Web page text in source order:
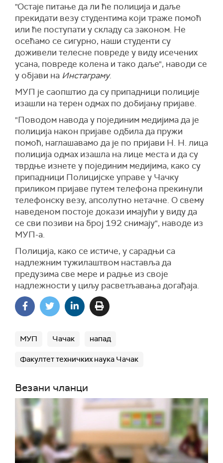
"Остаје питање да ли ће полиција и даље
прекидати везу студентима који траже помоћ
или ће поступати у складу са законом. Не
осећамо се сигурно, наши студенти су
доживели телесне повреде у виду исечених
усана, повреде колена и тако даље", наводи се
у објави на Инстаграму.
МУП је саопштио да су припадници полиције
изашли на терен одмах по добијању пријаве.
"Поводом навода у појединим медијима да је
полиција након пријаве одбила да пружи
помоћ, наглашавамо да је по пријави Н. Н. лица
полиција одмах изашла на лице места и да су
тврдње изнете у појединим медијима, како су
припадници Полицијске управе у Чачку
приликом пријаве путем телефона прекинули
телефонску везу, апсолутно нетачне. О свему
наведеном постоје докази имајући у виду да
се сви позиви на број 192 снимају", наводе из
МУП-а.
Полиција, како се истиче, у сарадњи са
надлежним тужилаштвом наставља да
предузима све мере и радње из своје
надлежности у циљу расветљавања догађаја.
МУП Чачак напад
Факултет техничких наука Чачак
Везани чланци